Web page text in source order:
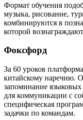
Формат обучения
музыка, рисование,
комбинируются в
которой
Фоксфорд
За 60 уроков
китайскому наречию.
запоминание
для коммуникации с
специфическая
задачки по командам.